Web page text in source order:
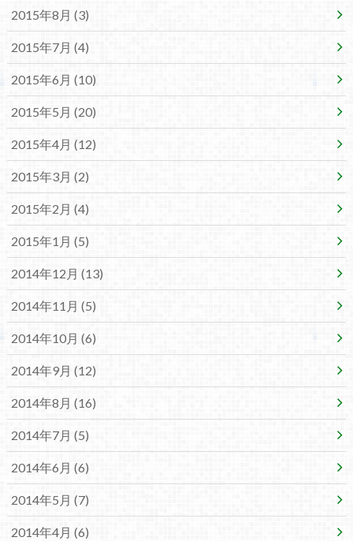
2015年8月 (3)
2015年7月 (4)
2015年6月 (10)
2015年5月 (20)
2015年4月 (12)
2015年3月 (2)
2015年2月 (4)
2015年1月 (5)
2014年12月 (13)
2014年11月 (5)
2014年10月 (6)
2014年9月 (12)
2014年8月 (16)
2014年7月 (5)
2014年6月 (6)
2014年5月 (7)
2014年4月 (6)